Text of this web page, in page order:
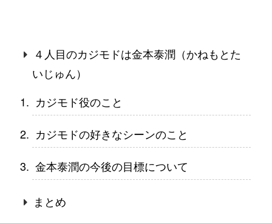
４人目のカジモドは金本泰潤（かねもとた
いじゅん）
カジモド役のこと
カジモドの好きなシーンのこと
金本泰潤の今後の目標について
まとめ